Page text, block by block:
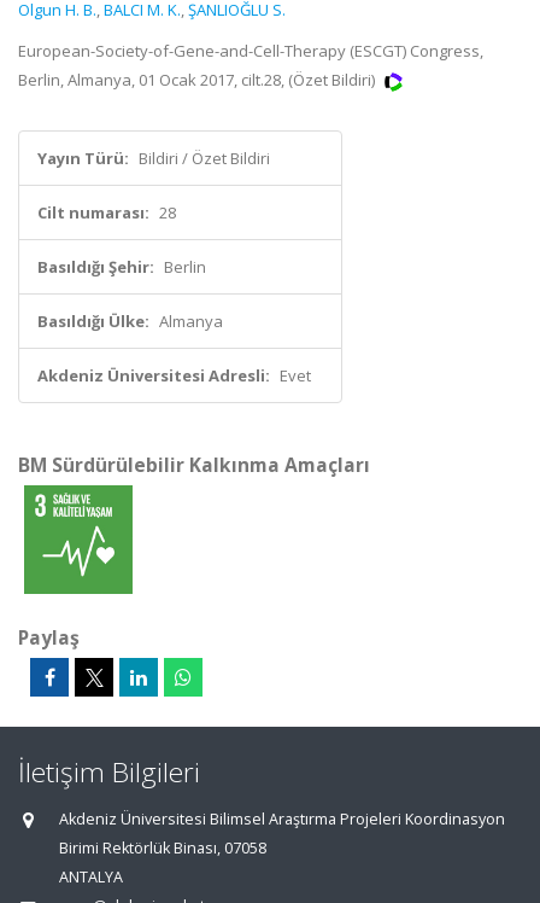
Olgun H. B.,BALCI M. K.,ŞANLIOĞLU S.
European-Society-of-Gene-and-Cell-Therapy (ESCGT) Congress,
Berlin, Almanya, 01 Ocak 2017, cilt.28, (Özet Bildiri)
Yayın Türü: Bildiri / Özet Bildiri
Cilt numarası: 28
Basıldığı Şehir: Berlin
Basıldığı Ülke: Almanya
Akdeniz Üniversitesi Adresli: Evet
BM Sürdürülebilir Kalkınma Amaçları
Paylaş
İletişim Bilgileri
Akdeniz Üniversitesi Bilimsel Araştırma Projeleri Koordinasyon
Birimi Rektörlük Binası, 07058
ANTALYA